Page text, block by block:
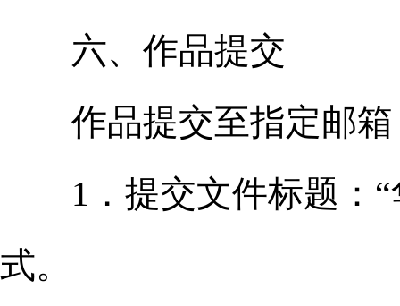
六、作品提交
作品提交至指定邮箱
1．提交文件标题：“
式。